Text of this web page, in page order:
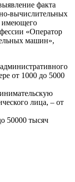
факта
вычислительных
имеющего
«Оператор
машин»,
от 1000 до 5000
лица, – от
50000 тысяч